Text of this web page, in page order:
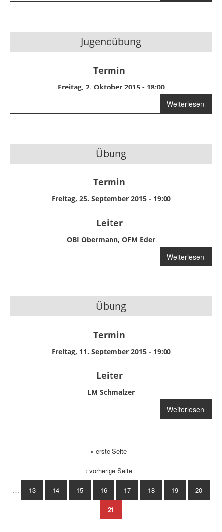
Jugendübung
Jugendübung
Termin
Freitag, 2. Oktober 2015 - 18:00
Weiterlesen
über
Jugendübung
Übung
Termin
Freitag, 25. September 2015 - 19:00
Leiter
OBI Obermann, OFM Eder
Weiterlesen
über Übung
Übung
Termin
Freitag, 11. September 2015 - 19:00
Leiter
LM Schmalzer
Weiterlesen
über Übung
« erste Seite
‹ vorherige Seite
… 13 14 15 16 17 18 19 20
21